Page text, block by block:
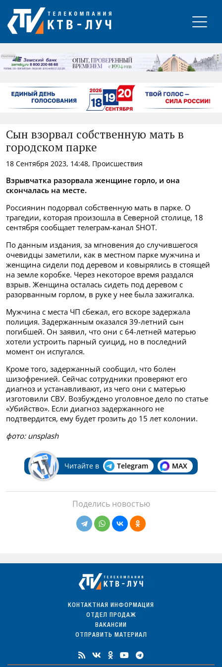
РЕКЛАМА
Сын взорвал собственную мать в
городском парке
18 Сентября 2023, 14:48, Происшествия
Взрывчатка разорвала женщине горло, и она
скончалась на месте.
Россиянин подорвал собственную мать в парке. О
трагедии, которая произошла в Северной столице, 18
сентября сообщает телеграм-канал SHOT.
По данным издания, за мгновения до случившегося
очевидцы заметили, как в местном парке мужчина и
женщина сидели под деревом и ковырялись в стоящей
на земле коробке. Через некоторое время раздался
взрыв. Женщина осталась сидеть под деревом с
разорванным горлом, в руке у нее была зажигалка.
Мужчина с места ЧП сбежал, его вскоре задержала
полиция. Задержанным оказался 39-летний сын
погибшей. Он заявил, что они с 64-летней матерью
хотели устроить парный суицид, но в последний
момент он испугался.
Кроме того, задержанный сообщил, что болен
шизофренией. Сейчас сотрудники проверяют его
диагноз и устанавливают, из чего они с матерью
изготовили СВУ. Возбуждено уголовное дело по статье
«Убийство». Если диагноз задержанного не
подтвердится, ему будет грозить до 15 лет колонии.
фото: unsplash
Читайте в Telegram MAX
Поделись новостью
КОНТАКТНАЯ ИНФОРМАЦИЯ
ОТДЕЛ ПРОДАЖ
ВАКАНСИИ
ОТПРАВИТЬ МАТЕРИАЛ